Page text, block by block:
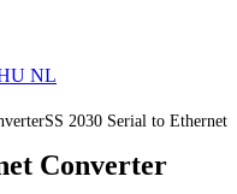
NL
SS 2030 Serial to Ethernet
Converter